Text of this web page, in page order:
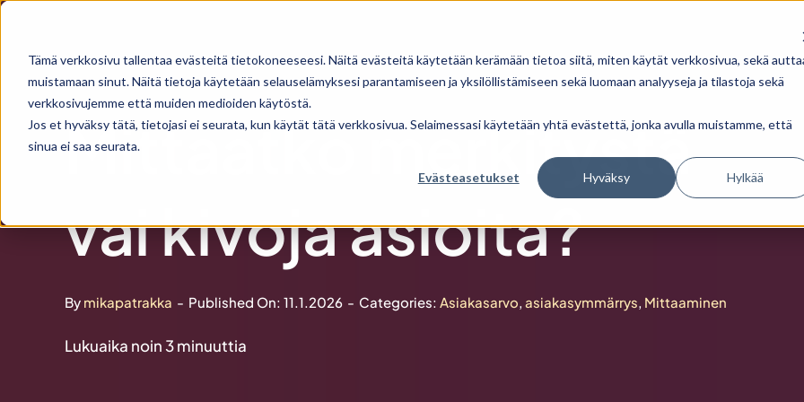
Tämä verkkosivu tallentaa evästeitä tietokoneeseesi. Näitä evästeitä käytetään kerämään tietoa siitä, miten käytät verkkosivua, sekä
muistamaan sinut. Näitä tietoja käytetään selauselämyksesi parantamiseen ja yksilöllistämiseen sekä luomaan analyyseja ja tilastoja sekä
verkkosivujemme että muiden medioiden käytöstä.
Jos et hyväksy tätä, tietojasi ei seurata, kun käytät tätä verkkosivua. Selaimessasi käytetään yhtä evästettä, jonka avulla muistamme, että
sinua ei saa seurata.
Evästeasetukset Hyväksy Hylkää
Skip
content
Aloitus Yhteystiedot
Aloitus Yhteystiedot
Mittaatko merkitystä
vai kivoja asioita?
By mikapatrakka - Published On: 11.1.2026 - Categories: Asiakasarvo, asiakasymmärrys, Mittaaminen
Lukuaika noin3minuuttia